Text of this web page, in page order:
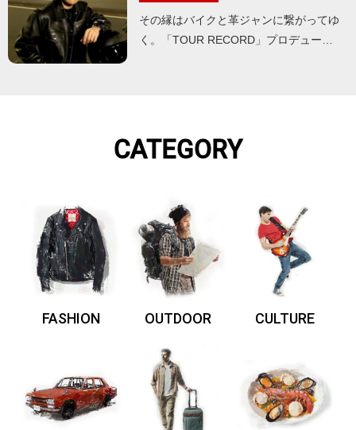
その縁はバイクと革ジャンに繋がってゆ
く。「TOUR RECORD」プロデュー…
CATEGORY
FASHION OUTDOOR CULTURE